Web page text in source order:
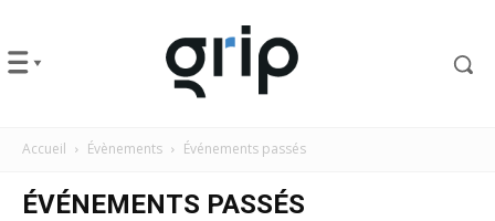
Accueil Évènements Événements passés
ÉVÉNEMENTS PASSÉS